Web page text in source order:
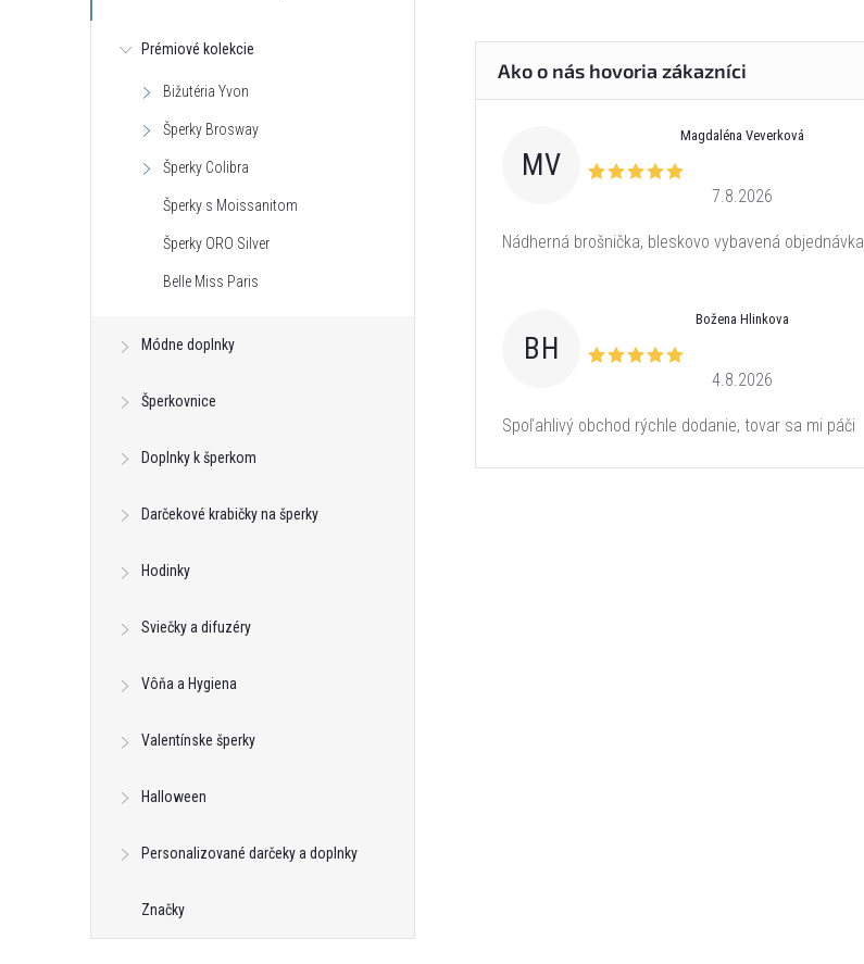
Prémiové kolekcie
Bižutéria Yvon
Šperky Brosway
Šperky Colibra
Šperky s Moissanitom
Šperky ORO Silver
Belle Miss Paris
Módne doplnky
Šperkovnice
Doplnky k šperkom
Darčekové krabičky na šperky
Hodinky
Sviečky a difuzéry
Vôňa a Hygiena
Valentínske šperky
Halloween
Personalizované darčeky a doplnky
Značky
MV
Magdaléna Veverková
7.8.2026
Nádherná brošnička, bleskovo vybavená objednávka
BH
Božena Hlinkova
4.8.2026
Spoľahlivý obchod rýchle dodanie, tovar sa mi páči